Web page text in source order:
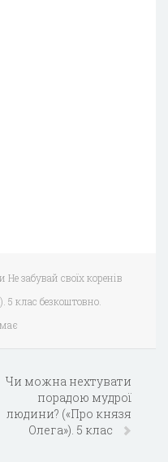
забувай своїх коренів
5 клас безкоштовно.
Чи можна нехтувати
порадою мудрої
людини? («Про князя
Олега»). 5 клас